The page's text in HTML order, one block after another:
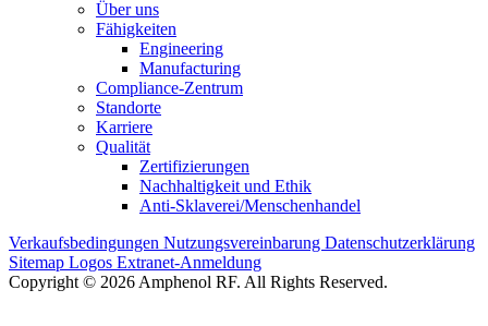
Über uns
Fähigkeiten
Engineering
Manufacturing
Compliance-Zentrum
Standorte
Karriere
Qualität
Zertifizierungen
Nachhaltigkeit und Ethik
Anti-Sklaverei/Menschenhandel
Verkaufsbedingungen Nutzungsvereinbarung Datenschutzerklärung
Sitemap Logos Extranet-Anmeldung
Copyright © 2026 Amphenol RF. All Rights Reserved.